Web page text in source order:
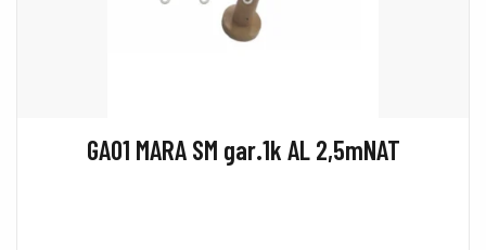
GA01 MARA SM gar.1k AL 2,5mNAT